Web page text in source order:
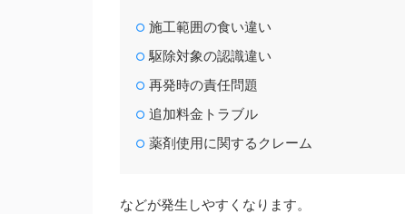
施工範囲の食い違い
駆除対象の認識違い
再発時の責任問題
追加料金トラブル
薬剤使用に関するクレーム
などが発生しやすくなります。